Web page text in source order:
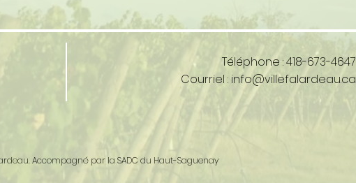
Téléphone : 418-673-4647
Courriel : info@villefalardeau.ca
Accompagné par la SADC du Haut-Saguenay